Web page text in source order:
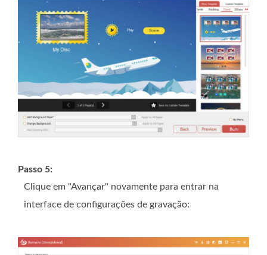
Passo 5:
Clique em "Avançar" novamente para entrar na
interface de configurações de gravação: